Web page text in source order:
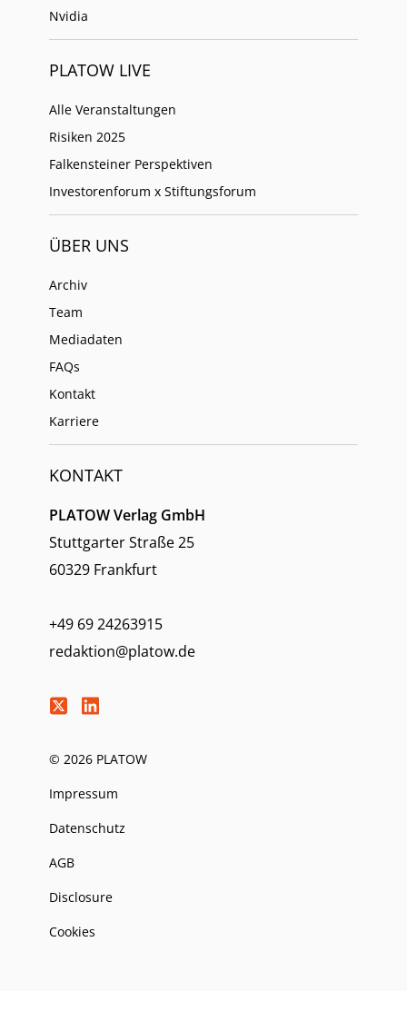
Nvidia
PLATOW LIVE
Alle Veranstaltungen
Risiken 2025
Falkensteiner Perspektiven
Investorenforum x Stiftungsforum
ÜBER UNS
Archiv
Team
Mediadaten
FAQs
Kontakt
Karriere
KONTAKT
PLATOW Verlag GmbH
Stuttgarter Straße 25
60329 Frankfurt
+49 69 24263915
redaktion@platow.de
© 2026 PLATOW
Impressum
Datenschutz
AGB
Disclosure
Cookies